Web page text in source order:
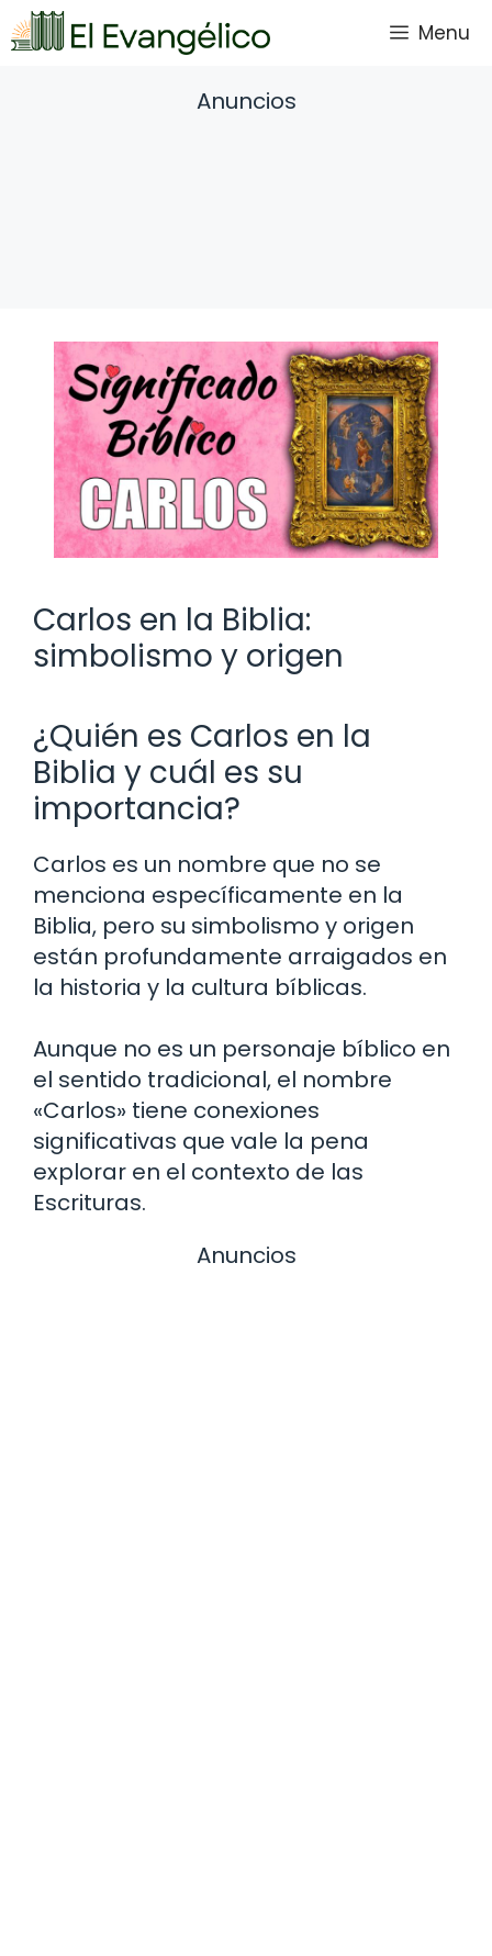
Saltar
al
Menu
Anuncios
Carlos en la Biblia:
simbolismo y origen
¿Quién es Carlos en la
Biblia y cuál es su
importancia?
Carlos es un nombre que no se
menciona específicamente en la
Biblia, pero su simbolismo y origen
están profundamente arraigados en
la historia y la cultura bíblicas.
Aunque no es un personaje bíblico en
el sentido tradicional, el nombre
«Carlos» tiene conexiones
significativas que vale la pena
explorar en el contexto de las
Escrituras.
Anuncios